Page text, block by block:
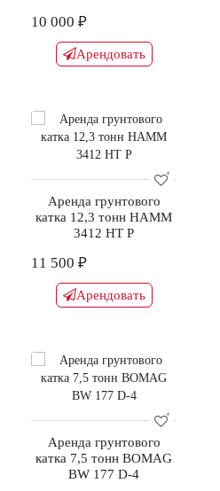
10 000 ₽
Арендовать
Аренда грунтового
катка 12,3 тонн HAMM
3412 HT P
11 500 ₽
Арендовать
Аренда грунтового
катка 7,5 тонн BOMAG
BW 177 D-4